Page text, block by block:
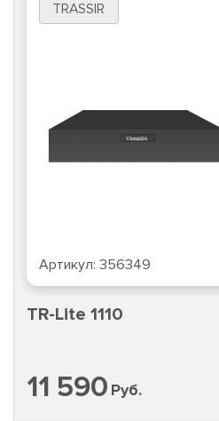
TRASSIR
Артикул: 356349
TR-Lite 1110
11 590 Руб.